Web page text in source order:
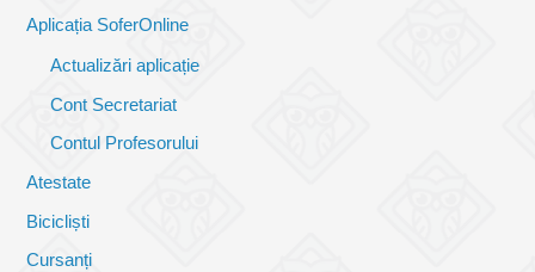
Aplicația SoferOnline
Actualizări aplicație
Cont Secretariat
Contul Profesorului
Atestate
Bicicliști
Cursanți